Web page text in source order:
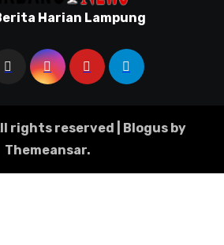
Harian Lampung
rights reserved Blogus by
Themeansar.